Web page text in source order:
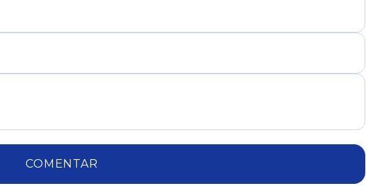
COMENTAR